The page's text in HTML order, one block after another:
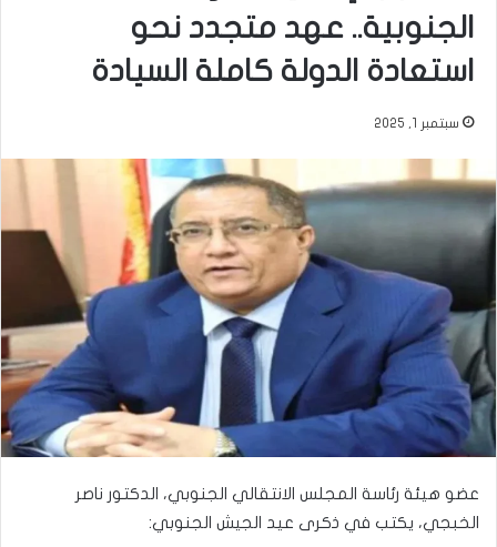
الجنوبية.. عهد متجدد نحو
استعادة الدولة كاملة السيادة
سبتمبر 1, 2025
عضو هيئة رئاسة المجلس الانتقالي الجنوبي، الدكتور ناصر
الخبجي، يكتب في ذكرى عيد الجيش الجنوبي: